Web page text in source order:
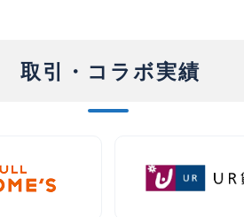
取引・コラボ実績